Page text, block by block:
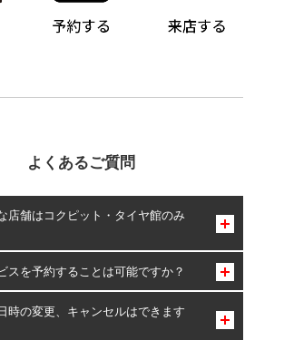
よくあるご質問
店舗はコクピット・タイヤ館のみ
・タイヤ館のみとなります。
スを予約することは可能ですか？
スのご予約は可能です。
サービスの組み合わせに限り、同時にご予約が
時の変更、キャンセルはできます